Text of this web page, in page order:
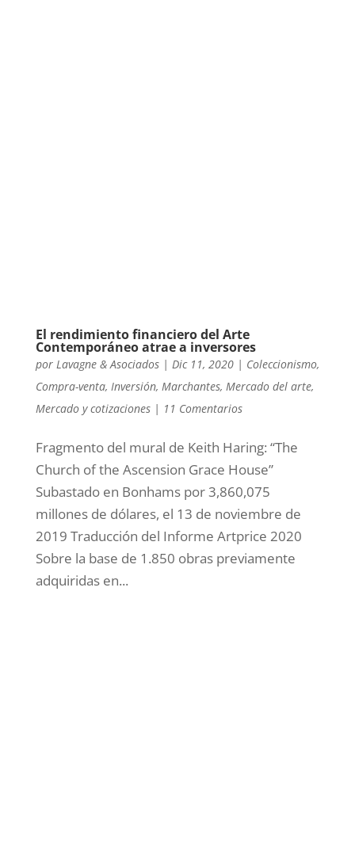
El rendimiento financiero del Arte
Contemporáneo atrae a inversores
por Lavagne & Asociados| Dic 11, 2020| Coleccionismo,
Compra-venta, Inversión, Marchantes, Mercado del arte,
Mercado y cotizaciones| 11 Comentarios
Fragmento del mural de Keith Haring: “The
Church of the Ascension Grace House”
Subastado en Bonhams por 3,860,075
millones de dólares, el 13 de noviembre de
2019 Traducción del Informe Artprice 2020
Sobre la base de 1.850 obras previamente
adquiridas en...